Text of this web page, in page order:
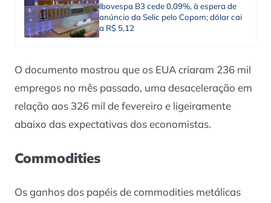
Ibovespa B3 cede 0,09%, à espera de
anúncio da Selic pelo Copom; dólar cai
a R$ 5,12
O documento mostrou que os EUA criaram 236 mil
empregos no mês passado, uma desaceleração em
relação aos 326 mil de fevereiro e ligeiramente
abaixo das expectativas dos economistas.
Commodities
Os ganhos dos papéis de commodities metálicas